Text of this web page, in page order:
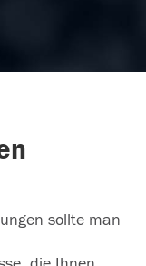
sollte man